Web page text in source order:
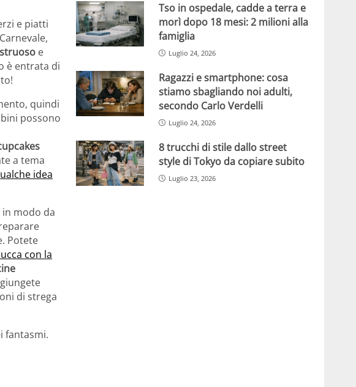
e piatti
e
è entrata di
quindi
possono
a tema
idea
in modo da
Potete
con la
di strega
fantasmi.
Tso in ospedale, cadde a terra e
morì dopo 18 mesi: 2 milioni alla
famiglia
Luglio 24, 2026
Ragazzi e smartphone: cosa
stiamo sbagliando noi adulti,
secondo Carlo Verdelli
Luglio 24, 2026
8 trucchi di stile dallo street
style di Tokyo da copiare subito
Luglio 23, 2026